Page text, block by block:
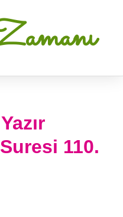
110.